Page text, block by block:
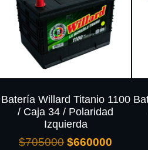
Batería Willard Titanio 1100
/ Caja 34 / Polaridad
Izquierda
$705000 $660000